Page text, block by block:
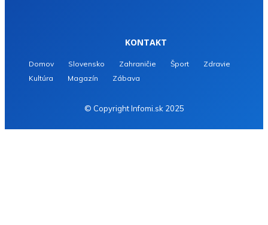
KONTAKT
Domov Slovensko Zahraničie Šport
Zdravie
Kultúra
Magazín Zábava
© Copyright Infomi.sk 2025